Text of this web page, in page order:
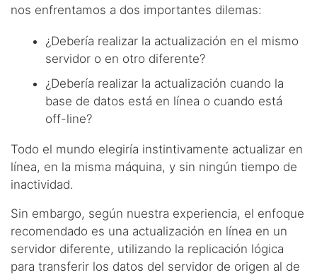
nos enfrentamos a dos importantes dilemas:
¿Debería realizar la actualización en el mismo
servidor o en otro diferente?
¿Debería realizar la actualización cuando la
base de datos está en línea o cuando está
off-line?
Todo el mundo elegiría instintivamente actualizar en
línea, en la misma máquina, y sin ningún tiempo de
inactividad.
Sin embargo, según nuestra experiencia, el enfoque
recomendado es una actualización en línea en un
servidor diferente, utilizando la replicación lógica
para transferir los datos del servidor de origen al de